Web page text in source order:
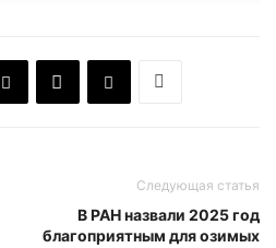
Следующая статья
В РАН назвали 2025 год
благоприятным для озимых